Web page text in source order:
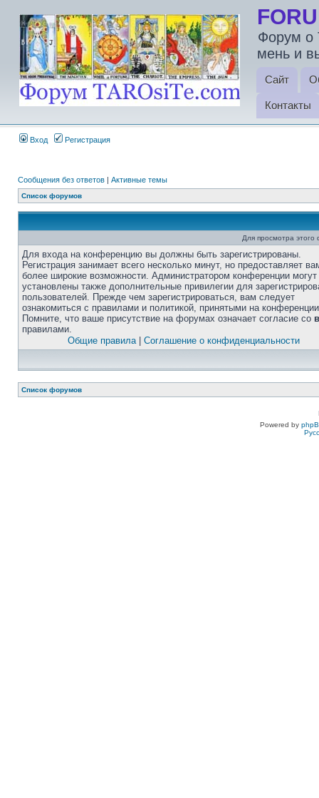
Форум о
мень и
Сайт
Контакты
Вход Регистрация
Сообщения без ответов | Активные темы
Список форумов
Для просмотра
Для входа на конференцию вы должны быть зарегистрированы.
Регистрация занимает всего несколько минут, но предоставляет
более широкие возможности. Администратором конференции
установлены также дополнительные привилегии для
пользователей. Прежде чем зарегистрироваться, вам следует
ознакомиться с правилами и политикой, принятыми на
Помните, что ваше присутствие на форумах означает согласие со
правилами.
Общие правила| Соглашение о конфиденциальности
Список форумов
Powered by